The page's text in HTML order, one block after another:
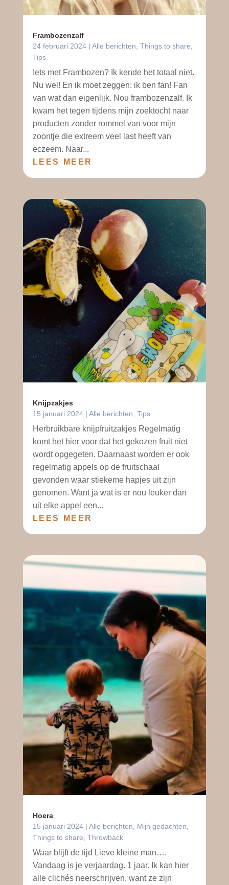
Frambozenzalf
24 februari 2024| Alle berichten Things to share
Tips
Iets met Frambozen? Ik kende het totaal niet.
Nu wel! En ik moet zeggen: ik ben fan! Fan
van wat dan eigenlijk. Nou frambozenzalf. Ik
kwam het tegen tijdens mijn zoektocht naar
producten zonder rommel van voor mijn
zoontje die extreem veel last heeft van
eczeem. Naar...
LEES MEER
Knijpzakjes
15 januari 2024| Alle berichten, Tips
Herbruikbare knijpfruitzakjes Regelmatig
komt het hier voor dat het gekozen fruit niet
wordt opgegeten. Daarnaast worden er ook
regelmatig appels op de fruitschaal
gevonden waar stiekeme hapjes uit zijn
genomen. Want ja wat is er nou leuker dan
uit elke appel een...
LEES MEER
Hoera
15 januari 2024| Alle berichten, Mijn gedachten,
Things to share, Throwback
Waar blijft de tijd Lieve kleine man….
Vandaag is je verjaardag. 1 jaar. Ik kan hier
alle clichés neerschrijven, want ze zijn